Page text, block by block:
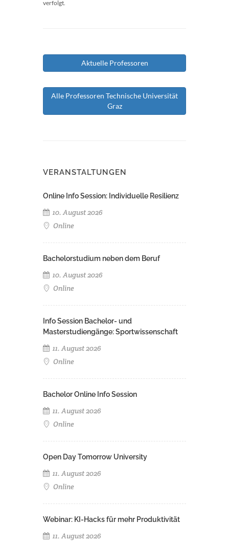
verfolgt.
Aktuelle Professoren
Alle Professoren Technische Universität
Graz
VERANSTALTUNGEN
Online Info Session: Individuelle Resilienz
10. August 2026
Online
Bachelorstudium neben dem Beruf
10. August 2026
Online
Info Session Bachelor- und
Masterstudiengänge: Sportwissenschaft
11. August 2026
Online
Bachelor Online Info Session
11. August 2026
Online
Open Day Tomorrow University
11. August 2026
Online
Webinar: KI-Hacks für mehr Produktivität
11. August 2026